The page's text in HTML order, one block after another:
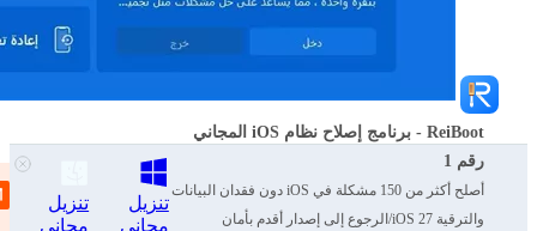
الجزء 5. كيفية إصلاح عدم عمل وضع
ReiBoot - برنامج إصلاح نظام iOS المجاني
رقم 1
أصلح أكثر من 150 مشكلة في iOS دون فقدان البيانات
والترقية iOS 27/الرجوع إلى إصدار أقدم بأمان
تنزيل
مجاني
تنزيل
مجاني